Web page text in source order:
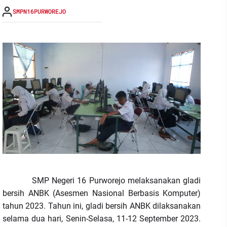
SMPN16PURWOREJO
SMP Negeri 16 Purworejo melaksanakan gladi
bersih ANBK (Asesmen Nasional Berbasis Komputer)
tahun 2023. Tahun ini, gladi bersih ANBK dilaksanakan
selama dua hari, Senin-Selasa, 11-12 September 2023.